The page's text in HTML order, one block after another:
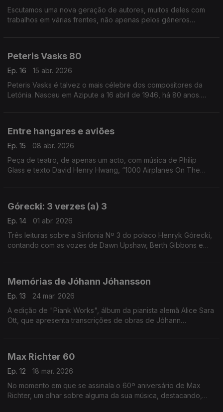
Escutamos uma nova geração de autores, muitos deles com
trabalhos em várias frentes, não apenas pelos géneros
Peteris Vasks 80
Ep. 16
15 abr. 2026
Peteris Vasks é talvez o mais célebre dos compositores da
Letónia. Nasceu em Azipute a 16 abril de 1946, há 80 anos.
Entre hangares e aviões
Ep. 15
08 abr. 2026
Peça de teatro, de apenas um acto, com música de Philip
Glass e texto David Henry Hwang, “1000 Airplanes On The
Górecki: 3 verzes (a) 3
Ep. 14
01 abr. 2026
Três leituras sobre a Sinfonia Nº 3 do polaco Henryk Górecki,
contando com as vozes de Dawn Upshaw, Berth Gibbons e
Memórias de Jóhann Jóhansson
Ep. 13
24 mar. 2026
A edição de "Piank Works", álbum da pianista alemã Alice Sara
Ott, que apresenta transcrições de obras de Jóhann
Max Richter 60
Ep. 12
18 mar. 2026
No momento em que se assinala o 60º aniversário de Max
Richter, um olhar sobre alguma da sua música, destacando,